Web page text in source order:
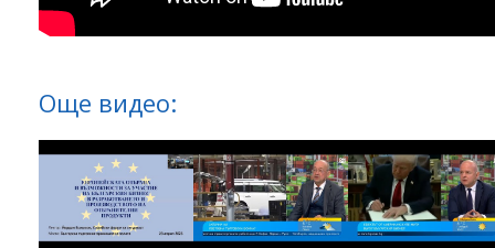
Още видео: